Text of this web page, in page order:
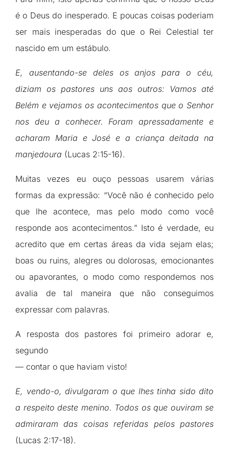
é o Deus do inesperado. E poucas coisas poderiam
ser mais inesperadas do que o Rei Celestial ter
nascido em um estábulo.
E, ausentando-se deles os anjos para o céu,
diziam os pastores uns aos outros: Vamos até
Belém e vejamos os acontecimentos que o Senhor
nos deu a conhecer. Foram apressadamente e
acharam Maria e José e a criança deitada na
manjedoura (Lucas 2:15-16).
Muitas vezes eu ouço pessoas usarem várias
formas da expressão: “Você não é conhecido pelo
que lhe acontece, mas pelo modo como você
responde aos acontecimentos.” Isto é verdade, eu
acredito que em certas áreas da vida sejam elas;
boas ou ruins, alegres ou dolorosas, emocionantes
ou apavorantes, o modo como respondemos nos
avalia de tal maneira que não conseguimos
expressar com palavras.
A resposta dos pastores foi primeiro adorar e,
segundo
— contar o que haviam visto!
E, vendo-o, divulgaram o que lhes tinha sido dito
a respeito deste menino. Todos os que ouviram se
admiraram das coisas referidas pelos pastores
(Lucas 2:17-18).